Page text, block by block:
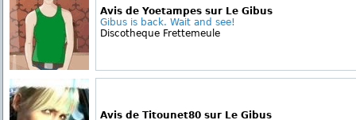
Avis de Yoetampes sur Le Gibus
Gibus is back. Wait and see!
Discotheque Frettemeule
Avis de Titounet80 sur Le Gibus